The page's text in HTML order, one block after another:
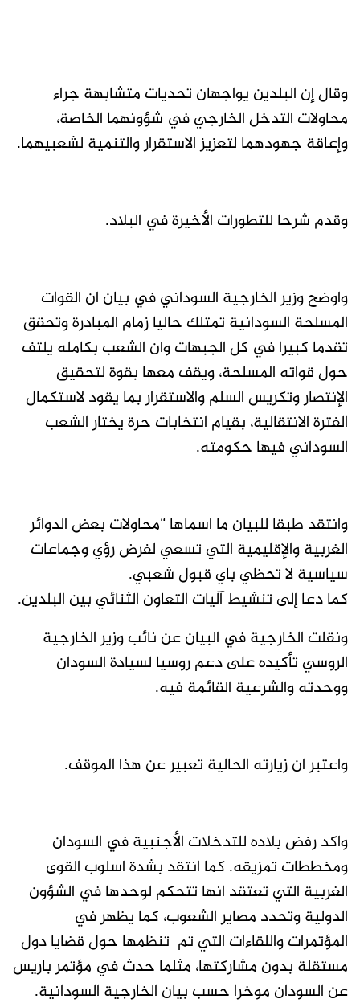
وقال إن البلدين يواجهان تحديات متشابهة جراء
محاولات التدخل الخارجي في شؤونهما الخاصة،
وإعاقة جهودهما لتعزيز الاستقرار والتنمية لشعبيهما.
وقدم شرحا للتطورات الأخيرة في البلاد.
واوضح وزير الخارجية السوداني في بيان ان القوات
المسلحة السودانية تمتلك حاليا زمام المبادرة وتحقق
تقدما كبيرا في كل الجبهات وان الشعب بكامله يلتف
حول قواته المسلحة، ويقف معها بقوة لتحقيق
الإنتصار وتكريس السلم والاستقرار بما يقود لاستكمال
الفترة الانتقالية، بقيام انتخابات حرة يختار الشعب
السوداني فيها حكومته.
وانتقد طبقا للبيان ما اسماها “محاولات بعض الدوائر
الغربية والإقليمية التي تسعي لفرض رؤي وجماعات
سياسية لا تحظي باي قبول شعبي.
كما دعا إلى تنشيط آليات التعاون الثنائي بين البلدين.
ونقلت الخارجية في البيان عن نائب وزير الخارجية
الروسي تأكيده على دعم روسيا لسيادة السودان
ووحدته والشرعية القائمة فيه.
واعتبر ان زيارته الحالية تعبير عن هذا الموقف.
واكد رفض بلاده للتدخلات الأجنبية في السودان
ومخططات تمزيقه. كما انتقد بشدة اسلوب القوى
الغربية التي تعتقد انها تتحكم لوحدها في الشؤون
الدولية وتحدد مصاير الشعوب، كما يظهر في
المؤتمرات واللقاءات التي تم تنظمها حول قضايا دول
مستقلة بدون مشاركتها، مثلما حدث في مؤتمر باريس
عن السودان موخرا حسب بيان الخارجية السودانية.